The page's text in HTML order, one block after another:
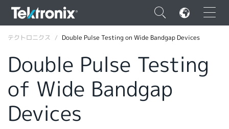
×
ENGLISH
FRANÇAIS
テクトロニクス Double Pulse Testing on Wide Bandgap Devices
Double Pulse Testing
of Wide Bandgap
Devices